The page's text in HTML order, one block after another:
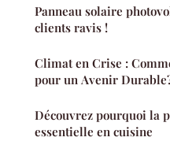
Panneau solaire
clients ravis !
Climat en Crise :
pour un Avenir
Découvrez pourquoi la
essentielle en cuisine